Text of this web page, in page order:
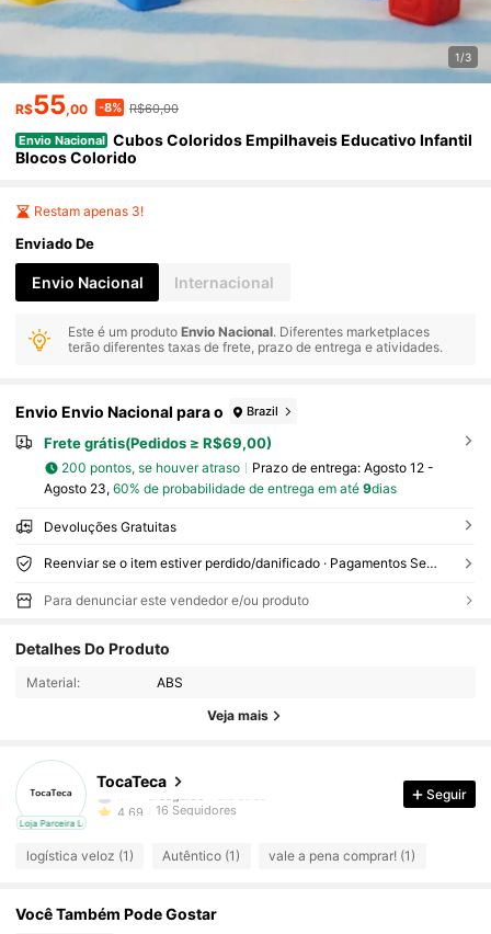
1/3
R$55,00 -8% R$60,00
Envio Nacional Cubos Coloridos Empilhaveis Educativo Infantil
Blocos Colorido
Restam apenas 3!
Enviado De
Envio Nacional Internacional
Este é um produtoEnvio Nacional. Diferentes marketplaces
terão diferentes taxas de frete, prazo de entrega e atividades.
Envio Envio Nacional para o Brazil
Frete grátis(Pedidos ≥ R$69,00)
200 pontos, se houver atraso Prazo de entrega: Agosto 12 -
Agosto 23, 60% de probabilidade de entrega em até 9dias
Devoluções Gratuitas
Reenviar se o item estiver perdido/danificado · Pagamentos Seguros · Proteção de privacidade
Para denunciar este vendedor e/ou produto
Detalhes Do Produto
Material: ABS
Veja mais
Loja Parceira Local
TocaTeca
4,69
m***2seguido
4,69
16 Seguidores
4,69 16 Seguidores
Seguir
logística veloz (1) Autêntico (1) vale a pena comprar! (1)
Você Também Pode Gostar